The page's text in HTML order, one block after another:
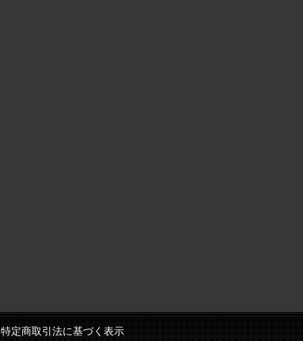
特定商取引法に基づく表示